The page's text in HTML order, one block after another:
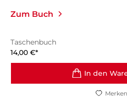
Zum Buch
Taschenbuch
14,00 €*
In den
Merken